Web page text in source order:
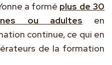
a formé plus de 30
ou adultes en
continue, ce qui en
de la formation